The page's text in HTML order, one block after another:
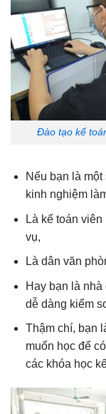
Đào tạo kế
Nếu bạn là
kinh nghiệm
Là kế toán
vụ,
Là dân văn
Hay bạn là
dễ dàng kiểm
Thậm chí, bạn
muốn học để
các khóa học